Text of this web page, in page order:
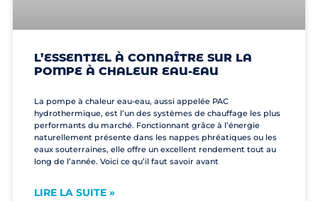
L’ESSENTIEL À CONNAÎTRE SUR LA
POMPE À CHALEUR EAU-EAU
La pompe à chaleur eau-eau, aussi appelée PAC
hydrothermique, est l’un des systèmes de chauffage les plus
performants du marché. Fonctionnant grâce à l’énergie
naturellement présente dans les nappes phréatiques ou les
eaux souterraines, elle offre un excellent rendement tout au
long de l’année. Voici ce qu’il faut savoir avant
LIRE LA SUITE »